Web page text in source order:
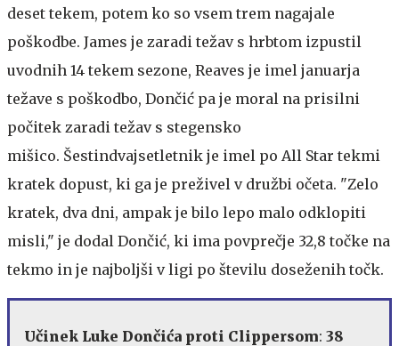
deset tekem, potem ko so vsem trem nagajale
poškodbe. James je zaradi težav s hrbtom izpustil
uvodnih 14 tekem sezone, Reaves je imel januarja
težave s poškodbo, Dončić pa je moral na prisilni
počitek zaradi težav s stegensko
mišico. Šestindvajsetletnik je imel po All Star tekmi
kratek dopust, ki ga je preživel v družbi očeta. "Zelo
kratek, dva dni, ampak je bilo lepo malo odklopiti
misli," je dodal Dončić, ki ima povprečje 32,8 točke na
tekmo in je najboljši v ligi po številu doseženih točk.
Učinek Luke Dončića proti Clippersom: 38